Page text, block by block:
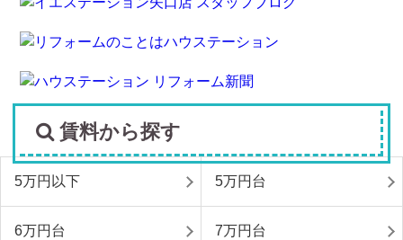
賃料から探す
5万円以下 5万円台
6万円台 7万円台